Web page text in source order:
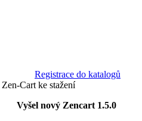
Registrace do katalogů
Zen-Cart ke stažení
Vyšel nový Zencart 1.5.0